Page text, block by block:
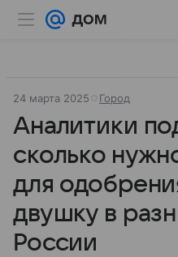
24 марта 2025 Город
Аналитики
сколько
для
двушку в
России